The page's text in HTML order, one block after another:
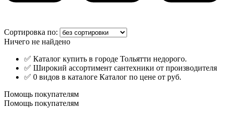
Сортировка по:
Ничего не найдено
✅ Каталог купить в городе Тольятти недорого.
✅ Широкий ассортимент сантехники от производителя
✅ 0 видов в каталоге Каталог по цене от руб.
Помощь покупателям
Помощь покупателям